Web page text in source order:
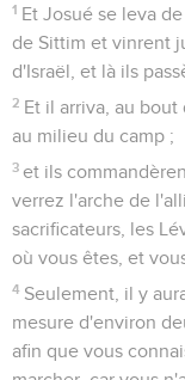
1 Et Josué se leva
de Sittim et vinrent
d'Israël, et là ils
2 Et il arriva, au
au milieu du camp ;
3 et ils
verrez l'arche de
sacrificateurs, les
où vous êtes, et
4 Seulement, il y
mesure d'environ
afin que vous